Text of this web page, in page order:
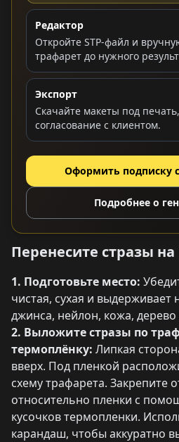
Редактор
Откройте STP-файл и
трафарет до нужного
Экспорт
Скачайте макеты под
согласование с клиентом.
Оформить подписку
Подробнее о
Перенесите стразы
1. Подготовьте место:
чистая, сухая и выдерживает
джинса, нейлон, кожа,
2. Выложите стразы по
термоплёнку: Липкая
вверх. Под пленкой
схему трафарета. Закрепите
относительно пленки с
кусочков термопленки.
карандаш, чтобы аккуратно